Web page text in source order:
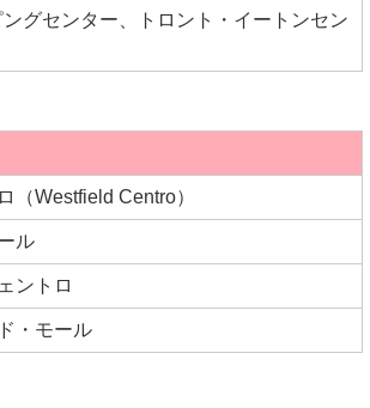
グセンター、トロント・イートンセン
（Westfield Centro）
ル
ントロ
・モール